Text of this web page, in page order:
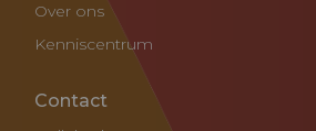
Over ons
Kenniscentrum
Contact